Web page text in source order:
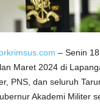
– Senin
Maret 2024 di
PNS, dan seluruh
Akademi Militer